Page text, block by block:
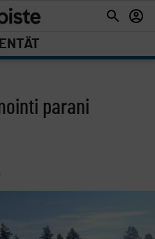
parani